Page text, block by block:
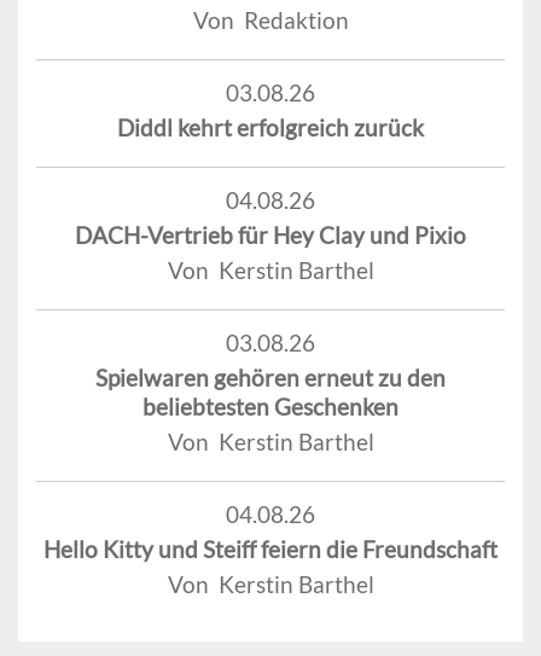
Von Redaktion
03.08.26
Diddl kehrt erfolgreich zurück
04.08.26
DACH-Vertrieb für Hey Clay und Pixio
Von Kerstin Barthel
03.08.26
Spielwaren gehören erneut zu den
beliebtesten Geschenken
Von Kerstin Barthel
04.08.26
Hello Kitty und Steiff feiern die Freundschaft
Von Kerstin Barthel